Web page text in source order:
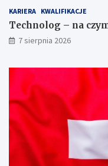
n
ą
s
k
a
r
ę
w
y
m
a
a
a
KARIERA KWALIFIKACJE
Technolog – na
7 sierpnia 2026